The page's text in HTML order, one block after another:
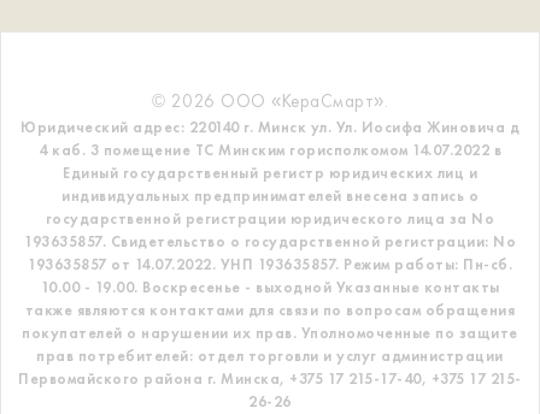
© 2026 ООО «КераСмарт».
Юридический адрес: 220140 г. Минск ул. Ул. Иосифа Жиновича д
4 каб. 3 помещение ТС Минским горисполкомом 14.07.2022 в
Единый государственный регистр юридических лиц и
индивидуальных предпринимателей внесена запись о
государственной регистрации юридического лица за No
193635857. Свидетельство о государственной регистрации: No
193635857 от 14.07.2022. УНП 193635857. Режим работы: Пн-сб.
10.00 - 19.00. Воскресенье - выходной Указанные контакты
также являются контактами для связи по вопросам обращения
покупателей о нарушении их прав. Уполномоченные по защите
прав потребителей: отдел торговли и услуг администрации
Первомайского района г. Минска, +375 17 215-17-40, +375 17 215-
26-26